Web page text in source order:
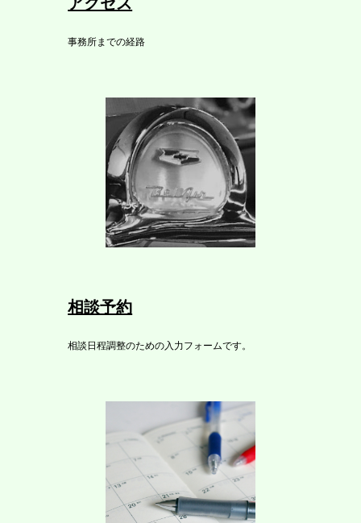
事務所までの経路
相談予約
相談日程調整のための入力フォームです。